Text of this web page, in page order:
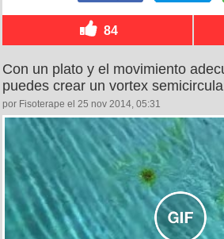
84
Con un plato y el movimiento
puedes crear un vortex
por Fisoterape el 25 nov 2014, 05:31